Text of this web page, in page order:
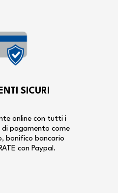
SICURI
online con tutti i
pagamento come
bonifico bancario
con Paypal.